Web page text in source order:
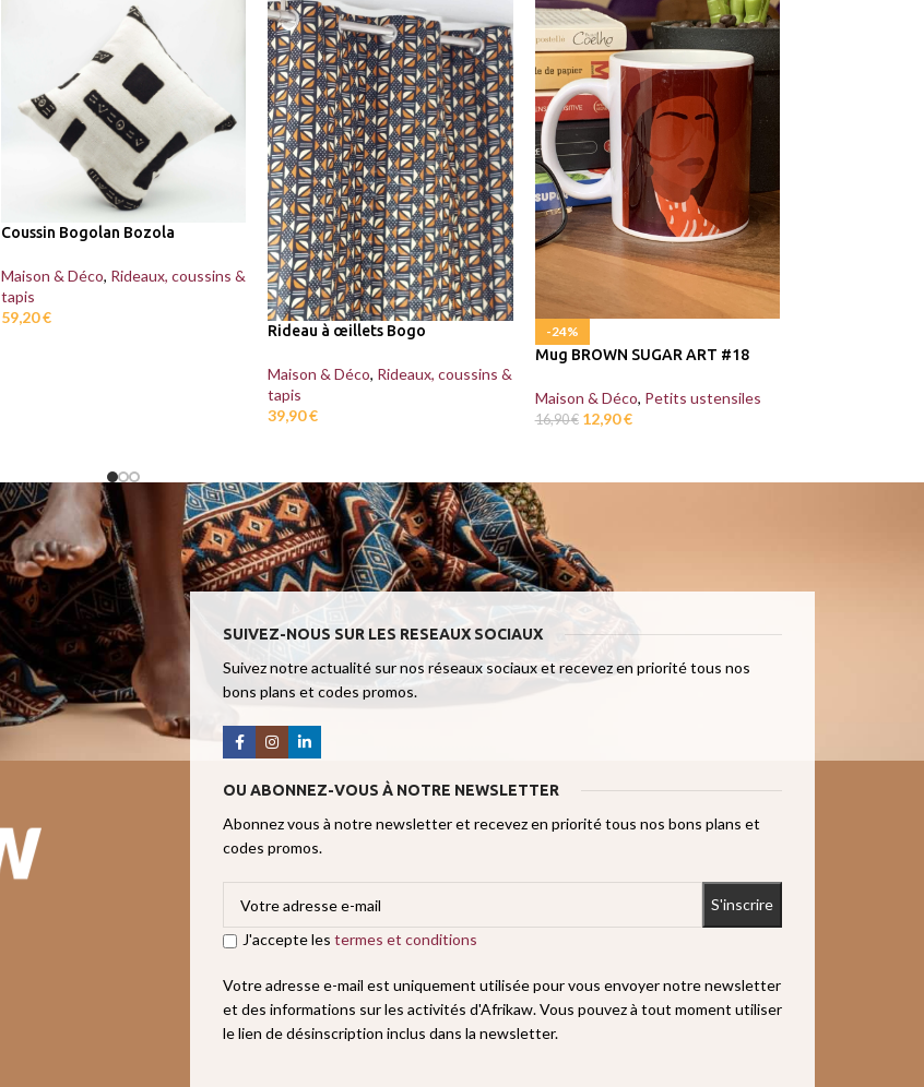
Coussin Bogolan Bozola
Maison & Déco, Rideaux, coussins &
tapis
59,20€
Rideau à œillets Bogo
Maison & Déco, Rideaux, coussins &
tapis
39,90€
-24%
Mug BROWN SUGAR ART #18
Maison & Déco, Petits ustensiles
16,90€ 12,90€
SUIVEZ-NOUS SUR LES RESEAUX SOCIAUX
Suivez notre actualité sur nos réseaux sociaux et recevez en priorité tous nos
bons plans et codes promos.
OU ABONNEZ-VOUS À NOTRE NEWSLETTER
Abonnez vous à notre newsletter et recevez en priorité tous nos bons plans et
codes promos.
J'accepte les termes et conditions
Votre adresse e-mail est uniquement utilisée pour vous envoyer notre newsletter
et des informations sur les activités d'Afrikaw. Vous pouvez à tout moment utiliser
le lien de désinscription inclus dans la newsletter.